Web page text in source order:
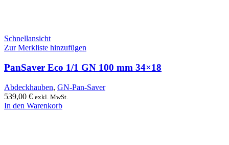
Schnellansicht
Zur Merkliste hinzufügen
PanSaver Eco 1/1 GN 100 mm 34×18
Abdeckhauben, GN-Pan-Saver
539,00 € exkl. MwSt.
In den Warenkorb